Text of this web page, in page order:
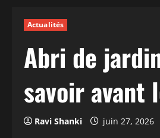
Actualités
Abri de
savoir
Ravi Shanki juin 27, 2026